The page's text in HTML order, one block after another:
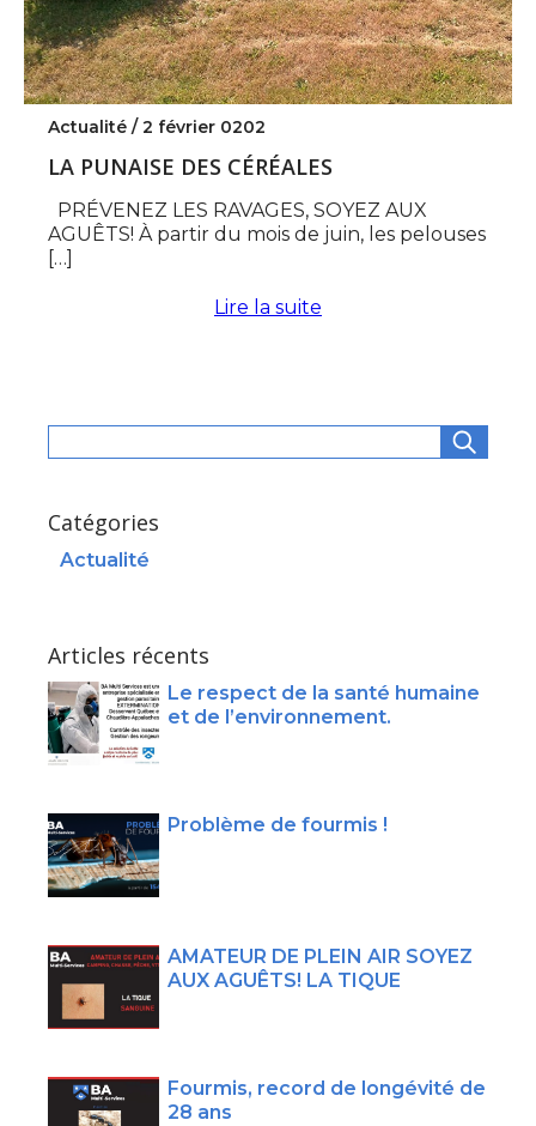
Actualité /2 février 0202
LA PUNAISE DES CÉRÉALES
PRÉVENEZ LES RAVAGES, SOYEZ AUX
AGUÊTS! À partir du mois de juin, les pelouses
[…]
Lire la suite
Catégories
Actualité
Articles récents
Le respect de la santé humaine
et de l’environnement.
Problème de fourmis !
AMATEUR DE PLEIN AIR SOYEZ
AUX AGUÊTS! LA TIQUE
Fourmis, record de longévité de
28 ans